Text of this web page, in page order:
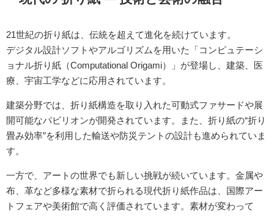
21世紀の折り紙は、伝統を超えて進化を続けています。
デジタル設計ソフトやアルゴリズムを用いた「コンピュテーシ
ョナル折り紙（Computational Origami）」が登場し、建築、医
療、宇宙工学などに応用されています。
建築分野では、折り紙構造を取り入れた可動式ファサードや展
開可能なパビリオンが開発されています。また、折り紙の“折り
畳み効率”を利用した輸送や防災テントの設計も進められていま
す。
一方で、アートの世界でも新しい挑戦が続いています。金属や
布、革など多様な素材で折られる現代折り紙作品は、国際アー
トフェアや美術館で高く評価されています。素材が変わって